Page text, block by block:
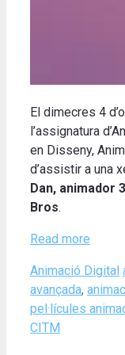
El dimecres 4
l’assignatura
en Disseny,
d’assistir a una
Dan, animador
Bros.
Read more
Categories
Animació Digital
avançada,
pel·lícules
CITM